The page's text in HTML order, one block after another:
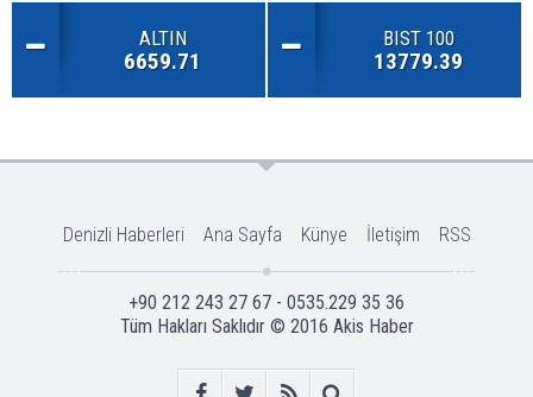
ALTIN
6659.71
BIST 100
13779.39
Denizli Haberleri Ana Sayfa Künye İletişim RSS
+90 212 243 27 67 - 0535.229 35 36
Tüm Hakları Saklıdır © 2016 Akis Haber